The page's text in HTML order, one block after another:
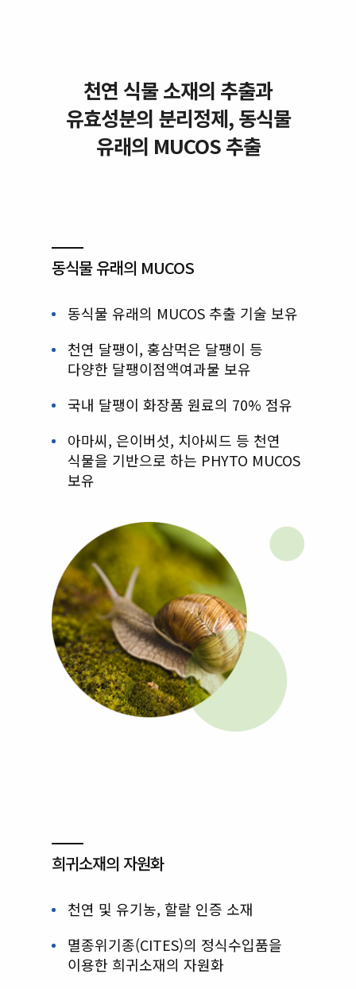
천연 식물 소재의 추출과
유효성분의 분리정제, 동식물
유래의 MUCOS 추출
동식물 유래의 MUCOS
동식물 유래의 MUCOS 추출 기술 보유
천연 달팽이, 홍삼먹은 달팽이 등
다양한 달팽이점액여과물 보유
국내 달팽이 화장품 원료의 70% 점유
아마씨, 은이버섯, 치아씨드 등 천연
식물을 기반으로 하는 PHYTO MUCOS
보유
희귀소재의 자원화
천연 및 유기농, 할랄 인증 소재
멸종위기종(CITES)의 정식수입품을
이용한 희귀소재의 자원화